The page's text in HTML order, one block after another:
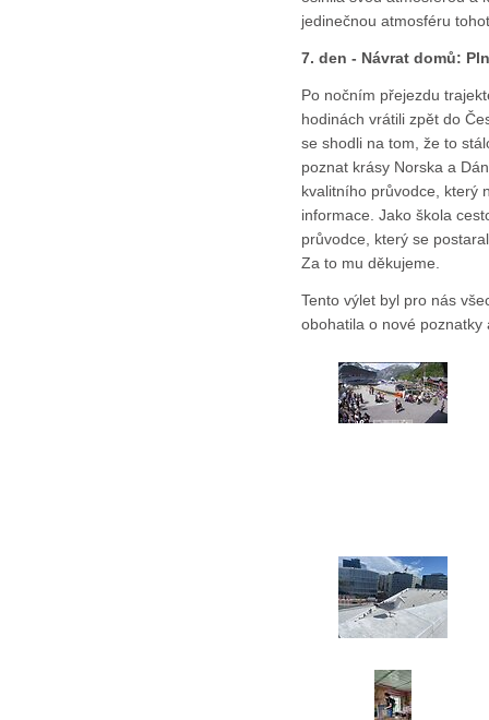
jedinečnou atmosféru
7. den - Návrat domů:
Po nočním přejezdu
hodinách vrátili zpět do
se shodli na tom, že to
poznat krásy Norska a
kvalitního průvodce, který
informace. Jako škola
průvodce, který se
Za to mu děkujeme.
Tento výlet byl pro nás
obohatila o nové poznatky